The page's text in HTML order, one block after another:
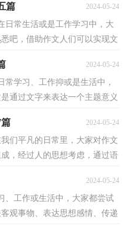
篇 2024-05-24
日常生活或是工作学习中，大
吧，借助作文人们可以实现文
2024-05-24
常学习、工作抑或是生活中，
通过文字来表达一个主题意义
篇 2024-05-24
们平凡的日常里，大家对作文
，经过人的思想考虑，通过语
2024-05-24
、工作或生活中，大家都尝试
观事物、表达思想感情、传递